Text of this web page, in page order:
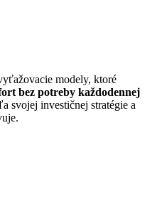
modely, ktoré
bez potreby každodennej
svojej investičnej stratégie a